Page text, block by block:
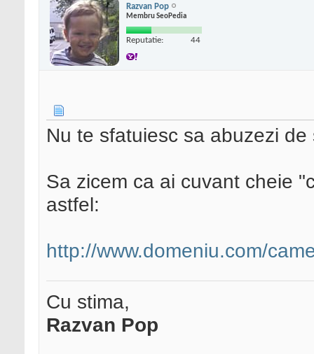
Razvan Pop
Membru SeoPedia
Reputatie: 44
Nu te sfatuiesc sa abuzezi de
Sa zicem ca ai cuvant cheie
astfel:
http://www.domeniu.com/
Cu stima,
Razvan Pop